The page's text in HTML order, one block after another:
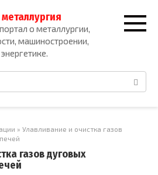
о металлургии,
машиностроении,
» Улавливание и очистка газов
газов дуговых